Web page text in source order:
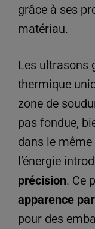
grâce à ses
matériau.
Les ultrasons
thermique
zone de
pas fondue,
dans le
l’énergie
précision. Ce
apparence
pour des